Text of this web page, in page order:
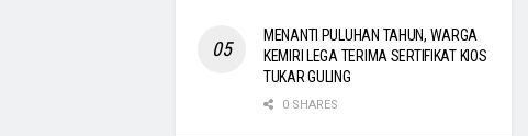
MENANTI PULUHAN TAHUN, WARGA
KEMIRI LEGA TERIMA SERTIFIKAT KIOS
TUKAR GULING
0 SHARES